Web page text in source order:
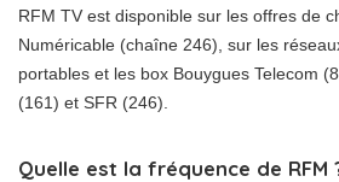
RFM TV est disponible sur les offres de
Numéricable (chaîne 246), sur les
portables et les box Bouygues Telecom
(161) et SFR (246).
Quelle est la fréquence de RFM